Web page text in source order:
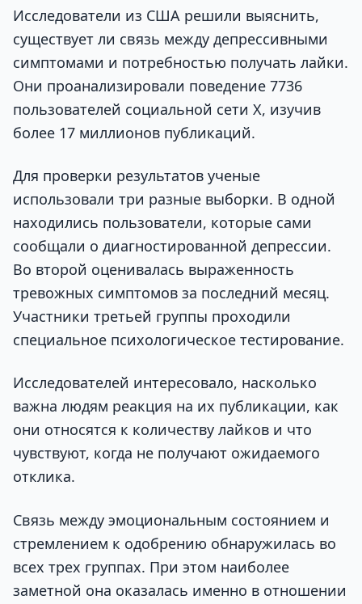
Исследователи из США решили выяснить,
существует ли связь между депрессивными
симптомами и потребностью получать лайки.
Они проанализировали поведение 7736
пользователей социальной сети X, изучив
более 17 миллионов публикаций.
Для проверки результатов ученые
использовали три разные выборки. В одной
находились пользователи, которые сами
сообщали о диагностированной депрессии.
Во второй оценивалась выраженность
тревожных симптомов за последний месяц.
Участники третьей группы проходили
специальное психологическое тестирование.
Исследователей интересовало, насколько
важна людям реакция на их публикации, как
они относятся к количеству лайков и что
чувствуют, когда не получают ожидаемого
отклика.
Связь между эмоциональным состоянием и
стремлением к одобрению обнаружилась во
всех трех группах. При этом наиболее
заметной она оказалась именно в отношении